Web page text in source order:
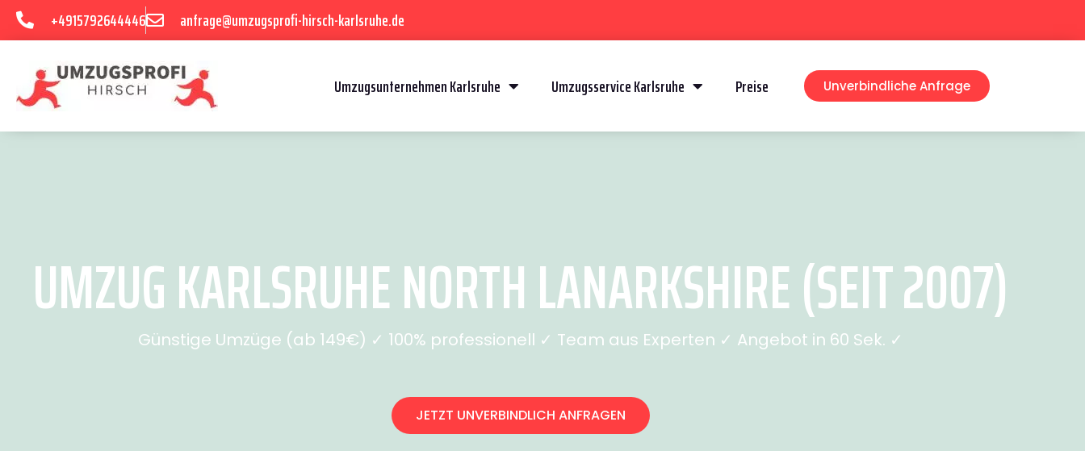
+4915792644446 anfrage@umzugsprofi-hirsch-karlsruhe.de
Umzugsunternehmen Karlsruhe Umzugsservice Karlsruhe Preise Unverbindliche Anfrage
UMZUG KARLSRUHE NORTH LANARKSHIRE (SEIT 2007)
Günstige Umzüge (ab 149€) ✓ 100% professionell ✓ Team aus Experten ✓ Angebot in 60 Sek. ✓
JETZT UNVERBINDLICH ANFRAGEN